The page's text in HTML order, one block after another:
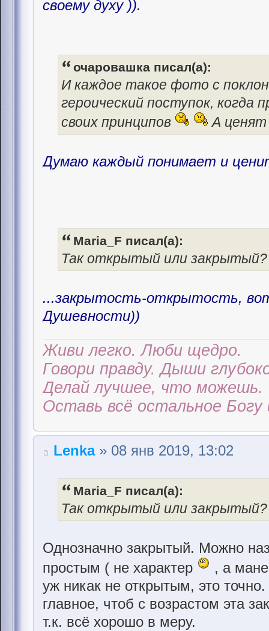
своему духу )).
очаровашка писал(а):
И каждое такое фото с
героический поступок,
своих принципов
А ценят
Думаю каждый понимает и
Maria_F писал(а):
Так открытый или закрытый?
...закрытость-открытость,
Душевности))
Живи легко. Люби щедро.
Говори правду. Дыши
Делай лучшее, что можешь.
Оставь всё остальное Богу
Lenka» 08 янв 2019, 13:02
Maria_F писал(а):
Так открытый или закрытый?
Однозначно закрытый. Можно
простым ( не характер
, а
уж никак не открытым, это
главное, чтоб с возрастом эта
т.к. всё хорошо в меру.